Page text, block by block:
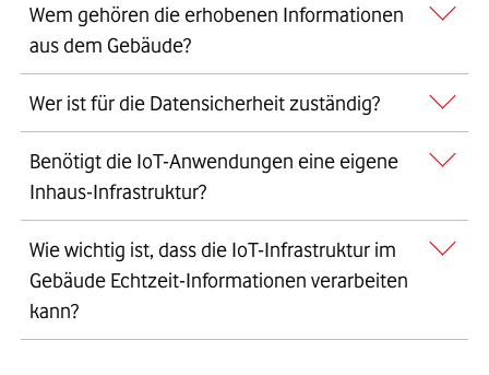
Grundsätzlich sollten Gebäudeeigentümer entscheiden welche
Daten, wann und wie oft erhoben werden.
Wem gehören die erhobenen Informationen
aus dem Gebäude?
Die sichere Datenspeicherung sollte immer im Auftrag des
Eigentum bleiben.
Wer ist für die Datensicherheit zuständig?
Datensicherheit sollte immer über den Dienstanbieter erfolgen.
Hier sind große Anbieter meist im Vorteil.
Benötigt die IoT-Anwendungen eine eigene
Inhaus-Infrastruktur?
Vorsicht vor Insellösungen! Redundante Infrastrukturen
erzeugen zusätzlichen Energieverbrauch und benötigen
zusätzliche Gateways. Eine zentrale Infrastruktur ist hier klar im
Vorteil, idealerweise offen für Mitnutzung.
Wie wichtig ist, dass die IoT-Infrastruktur im
Gebäude Echtzeit-Informationen verarbeiten
kann?